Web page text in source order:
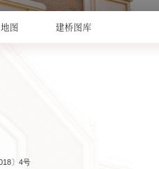
图 建桥图库
〕4号